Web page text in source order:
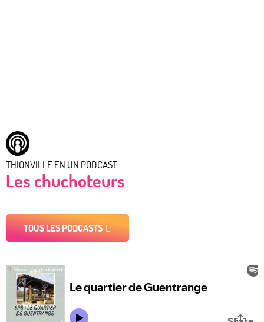
THIONVILLE EN UN PODCAST
Les chuchoteurs
TOUS LES PODCASTS